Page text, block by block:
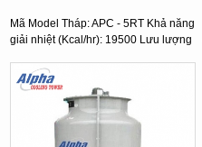
Mã Model Tháp: APC - 5RT Khả năng
giải nhiệt (Kcal/hr): 19500 Lưu lượng